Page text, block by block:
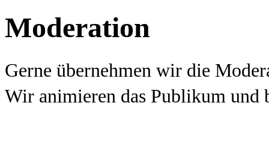
Moderation
Gerne übernehmen wir die
Wir animieren das Publikum